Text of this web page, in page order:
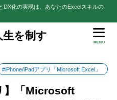
DX化の実現は、あなたのExcelスキルの
を制す
MENU
#iPhone/iPadアプリ「Microsoft Excel」
】「Microsoft